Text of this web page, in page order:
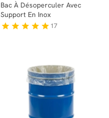
Bac À Désoperculer Avec
Support En Inox
star star star star star 17